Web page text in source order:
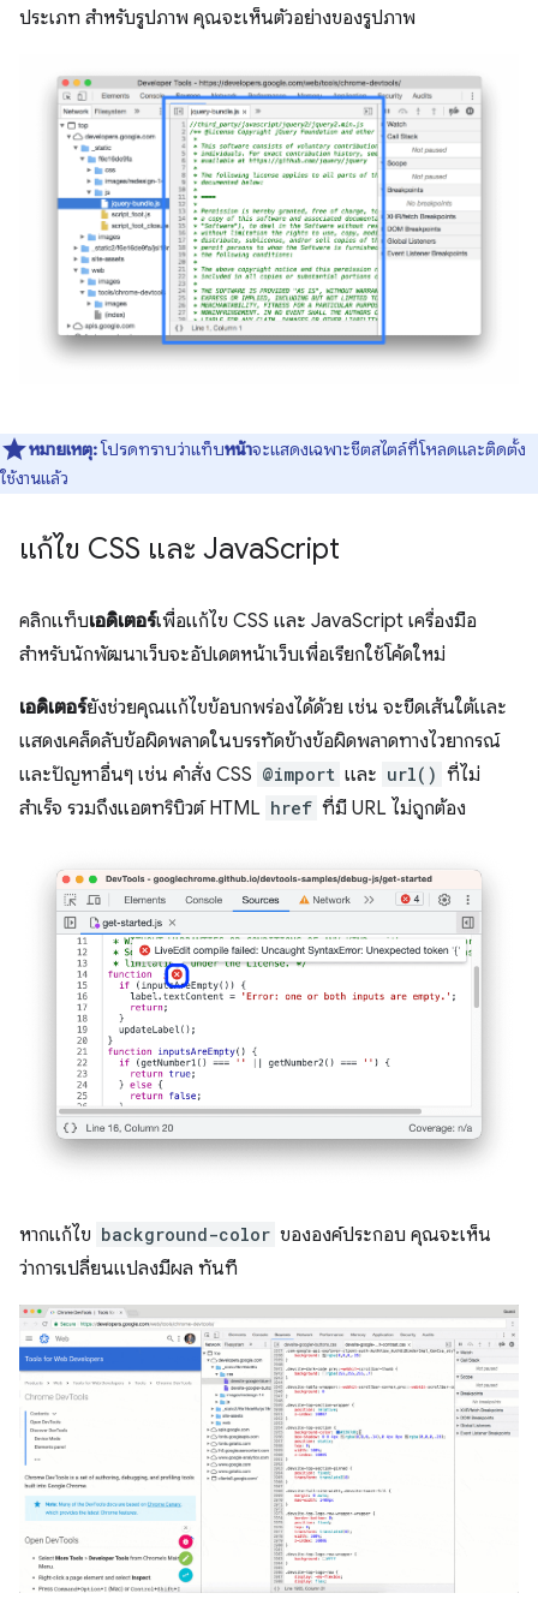
ประเภท สำหรับรูปภาพ คุณจะเห็นตัวอย่างของรูปภาพ
หมายเหตุ:โปรดทราบว่าแท็บหน้าจะแสดงเฉพาะชีตสไตล์ที่โหลดและติดตั้ง
ใช้งานแล้ว
แก้ไข CSS และ JavaScript
คลิกแท็บเอดิเตอร์เพื่อแก้ไข CSS และ JavaScript เครื่องมือ
สำหรับนักพัฒนาเว็บจะอัปเดตหน้าเว็บเพื่อเรียกใช้โค้ดใหม่
เอดิเตอร์ยังช่วยคุณแก้ไขข้อบกพร่องได้ด้วย เช่น จะขีดเส้นใต้และ
แสดงเคล็ดลับข้อผิดพลาดในบรรทัดข้างข้อผิดพลาดทางไวยากรณ์
และปัญหาอื่นๆ เช่น คำสั่ง CSS @import และ url() ที่ไม่
สำเร็จ รวมถึงแอตทริบิวต์ HTML href ที่มี URL ไม่ถูกต้อง
หากแก้ไข background-color ขององค์ประกอบ คุณจะเห็น
ว่าการเปลี่ยนแปลงมีผล ทันที